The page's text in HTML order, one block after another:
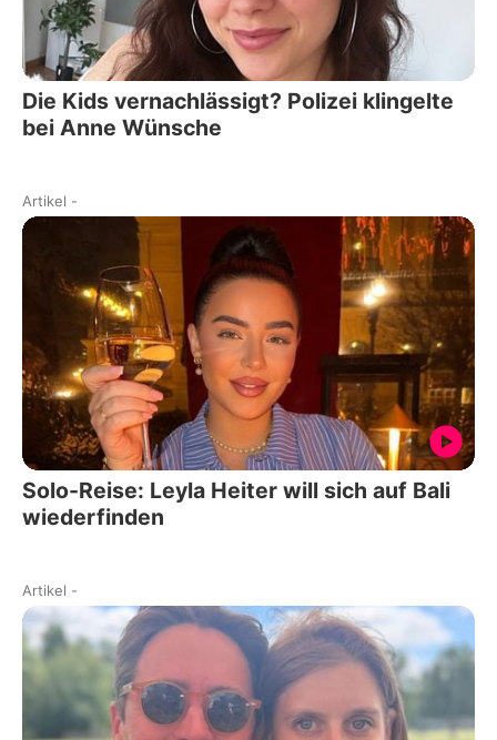
Die Kids vernachlässigt? Polizei klingelte
bei Anne Wünsche
Artikel -
Solo-Reise: Leyla Heiter will sich auf Bali
wiederfinden
Artikel -